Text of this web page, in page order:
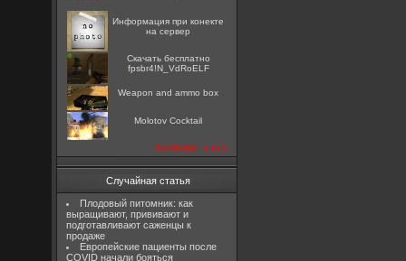
Информация при конекте
на сервер
Скачать бесплатно
fpsbr4!N_VdRoELF
Weapon and ammo box
Molotov Cocktail
посмотреть все
Случайная статья
Плодовый питомник: как
выращивают, прививают и
подготавливают саженцы к
продаже
Европейские пациенты после
COVID начали бояться